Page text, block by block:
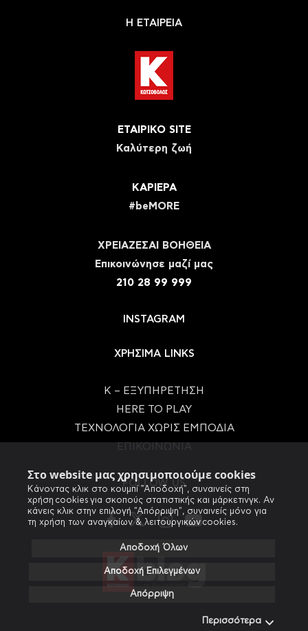
Στο website μας χρησιμοποιούμε cookies
Κάνοντας κλικ στο κουμπί "Αποδοχή", συναινείς στη
χρήση cookies για σκοπούς στατιστικής και μάρκετινγκ. Αν
κάνεις κλικ στην επιλογή "Απόρριψη", συναινείς μόνο για
τη χρήση των αναγκαίων & λειτουργικών cookies.
Αποδοχή Όλων
Αποδοχή Επιλεγμένων
Απόρριψη
Περισσότερα
Η ΕΤΑΙΡΕΙΑ
ΕΤΑΙΡΙΚΟ SITE
Καλύτερη ζωή
ΚΑΡΙΕΡΑ
#beMORE
ΧΡΕΙΑΖΕΣΑΙ ΒΟΗΘΕΙΑ
Eπικοινώνησε μαζί μας
210 28 99 999
INSTAGRAM
ΧΡΗΣΙΜΑ LINKS
Κ – ΕΞΥΠΗΡΕΤΗΣΗ
HERE TO PLAY
ΤΕΧΝΟΛΟΓΙΑ ΧΩΡΙΣ ΕΜΠΟΔΙΑ
FOLLOW US